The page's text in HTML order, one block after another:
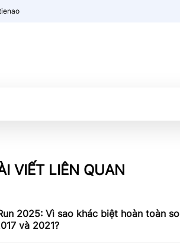
VIẾT LIÊN QUAN
2025: Vì sao khác biệt hoàn toàn so
và 2021?